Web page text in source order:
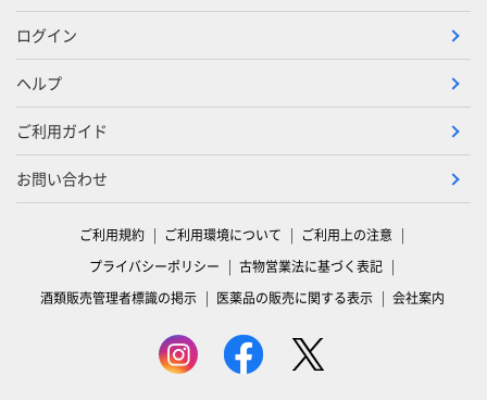
ログイン
ヘルプ
ご利用ガイド
お問い合わせ
ご利用規約 ご利用環境について
ご利用上の注意
プライバシーポリシー
古物営業法に基づく表記
酒類販売管理者標識の掲示
医薬品の販売に関する表示 会社案内